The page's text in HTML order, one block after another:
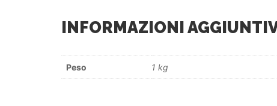
INFORMAZIONI
Peso 1 kg